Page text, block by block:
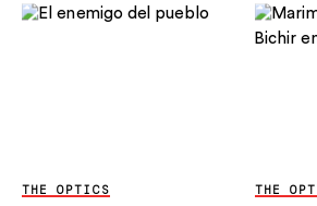
THE OPTICS THE